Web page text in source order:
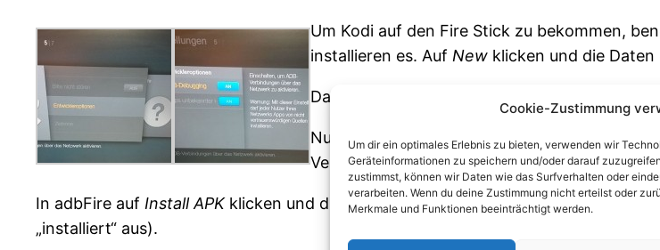
Cookie-Zustimmung
Um dir ein optimales Erlebnis zu bieten, verwenden wir
Geräteinformationen zu speichern und/oder darauf
zustimmst, können wir Daten wie das Surfverhalten oder
verarbeiten. Wenn du deine Zustimmung nicht erteilst oder
Merkmale und Funktionen beeinträchtigt werden.
Um Kodi auf den Fire Stick zu bekommen,
installieren es. Auf New klicken und die
Danach auf
Nun muessen wir Kodi auf dem Stick
Version).
In adbFire auf Install APKklicken und die apk auswaehlen. Nach kurzer Zeit ist
„installiert“ aus).